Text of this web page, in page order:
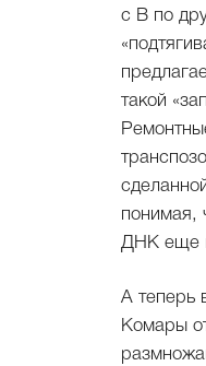
с В по
такой
понимая,
ДНК еще
А теперь
Комары